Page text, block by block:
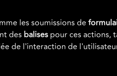
les soumissions de
des balises pour ces actions,
de l'interaction de